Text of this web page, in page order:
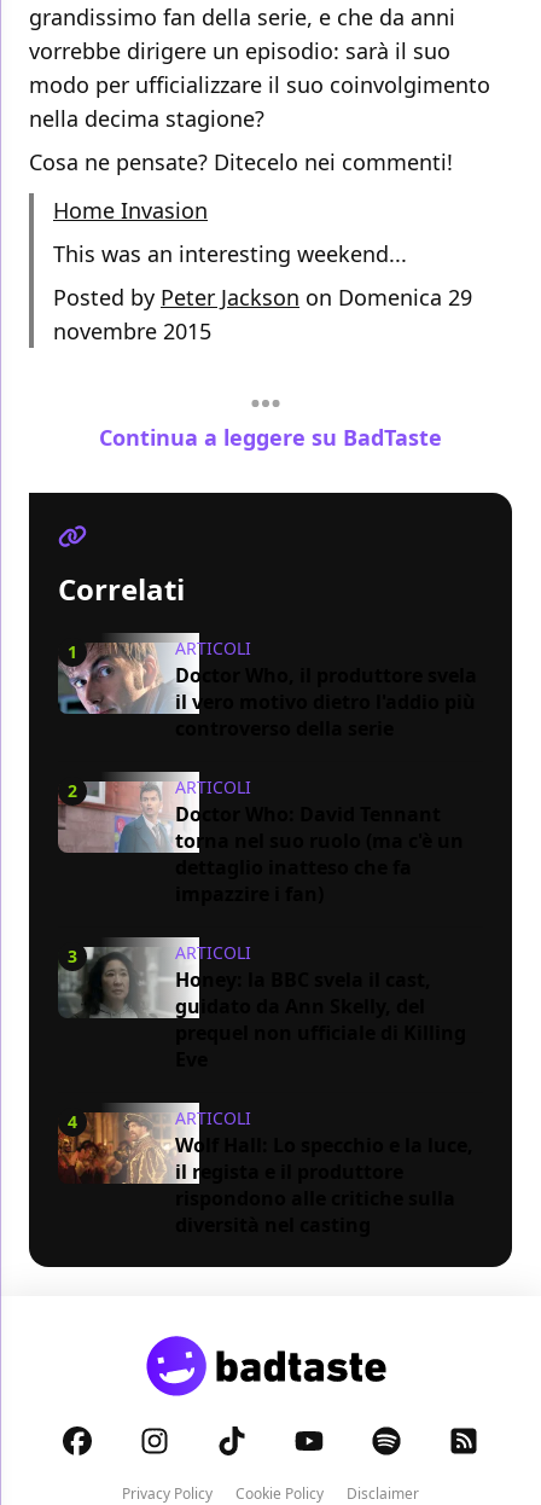
grandissimo fan della serie, e che da anni
vorrebbe dirigere un episodio: sarà il suo
modo per ufficializzare il suo coinvolgimento
nella decima stagione?
Cosa ne pensate? Ditecelo nei commenti!
Home Invasion
This was an interesting weekend...
Posted by Peter Jackson on Domenica 29
novembre 2015
Continua a leggere su BadTaste
Correlati
1 ARTICOLI
Doctor Who, il produttore svela
il vero motivo dietro l'addio più
2 ARTICOLI
Doctor Who: David Tennant
torna nel suo ruolo (ma c'è un
3 ARTICOLI
Honey: la BBC svela il cast,
guidato da Ann Skelly, del
4 ARTICOLI
Wolf Hall: Lo specchio e la luce,
il regista e il produttore
Privacy Policy Cookie Policy Disclaimer